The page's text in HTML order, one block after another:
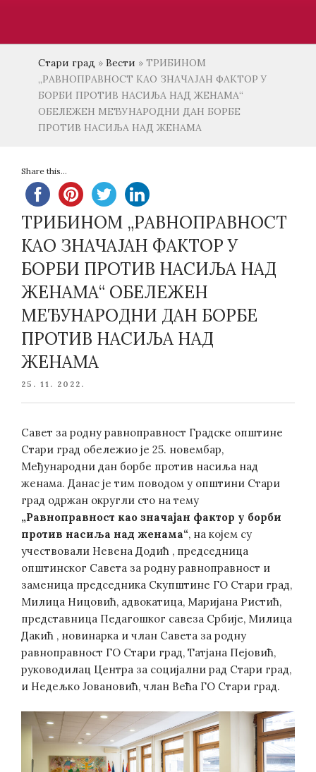
Стари град » Вести » ТРИБИНОМ
„РАВНОПРАВНОСТ КАО ЗНАЧАЈАН ФАКТОР У
БОРБИ ПРОТИВ НАСИЉА НАД ЖЕНАМА“
ОБЕЛЕЖЕН МЕЂУНАРОДНИ ДАН БОРБЕ
ПРОТИВ НАСИЉА НАД ЖЕНАМА
Share this...
ТРИБИНОМ „РАВНОПРАВНОСТ
КАО ЗНАЧАЈАН ФАКТОР У
БОРБИ ПРОТИВ НАСИЉА НАД
ЖЕНАМА“ ОБЕЛЕЖЕН
МЕЂУНАРОДНИ ДАН БОРБЕ
ПРОТИВ НАСИЉА НАД
ЖЕНАМА
POSTED
25. 11. 2022.
Савет за родну равноправност Градске општине
Стари град обележио је 25. новембар,
Међународни дан борбе против насиља над
женама. Данас је тим поводом у општини Стари
град одржан округли сто на тему
„Равноправност као значајан фактор у борби
против насиља над женама“, на којем су
учествовали Невена Додић , председница
општинског Савета за родну равноправност и
заменица председника Скупштине ГО Стари град,
Милица Ницовић, адвокатица, Маријана Ристић,
представница Педагошког савеза Србије, Милица
Дакић , новинарка и члан Савета за родну
равноправност ГО Стари град, Татјана Пејовић,
руководилац Центра за социјални рад Стари град,
и Недељко Јовановић, члан Већа ГО Стари град.